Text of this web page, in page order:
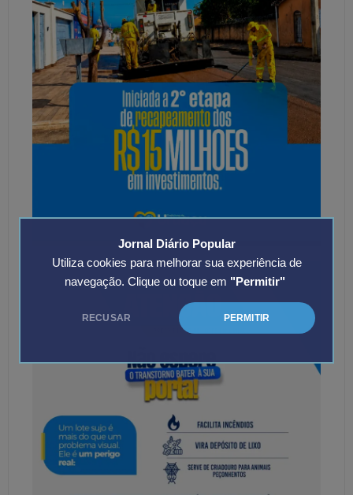
Jornal Diário Popular
Utiliza cookies para melhorar sua experiência de
navegação. Clique ou toque em "Permitir"
RECUSAR PERMITIR